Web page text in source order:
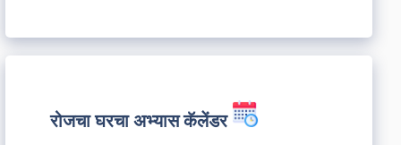
रोजचा घरचा अभ्यास कॅलेंडर